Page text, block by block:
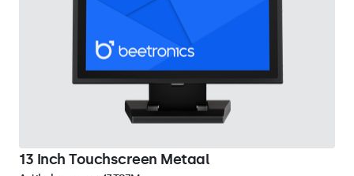
13 Inch Touchscreen Metaal